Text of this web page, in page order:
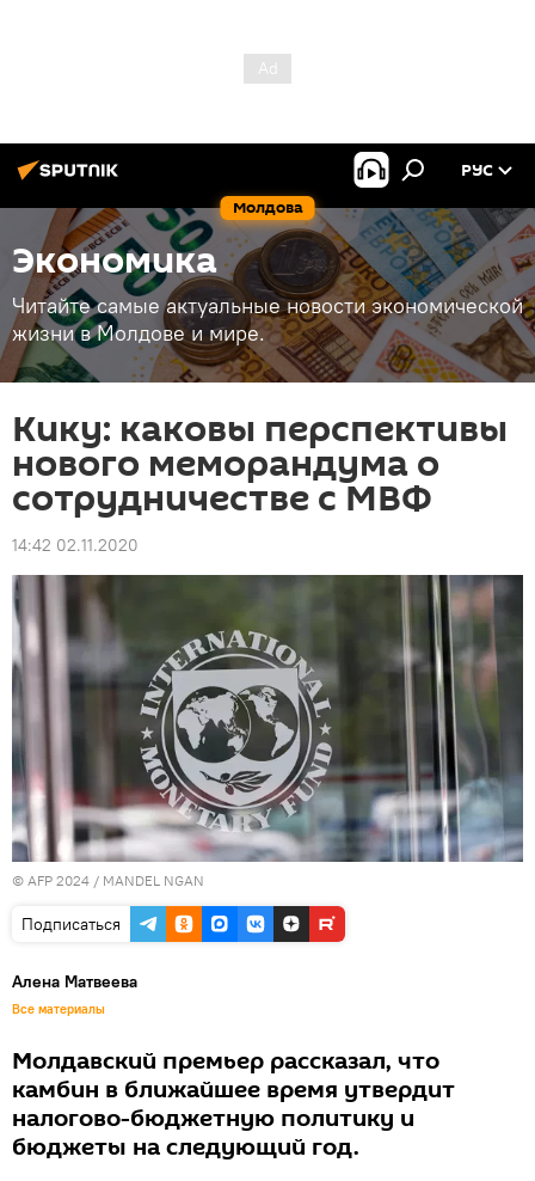
Молдова
РУС
Экономика
Читайте самые актуальные новости экономической
жизни в Молдове и мире.
Кику: каковы перспективы
нового меморандума о
сотрудничестве с МВФ
14:42 02.11.2020
© AFP 2024 / MANDEL NGAN
Подписаться
Алена Матвеева
Все материалы
Молдавский премьер рассказал, что
камбин в ближайшее время утвердит
налогово-бюджетную политику и
бюджеты на следующий год.